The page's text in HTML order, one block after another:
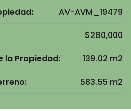
AV-AVM_19479
$280,000
la Propiedad:
139.02 m2
583.55 m2